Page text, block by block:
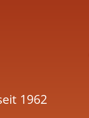
1962